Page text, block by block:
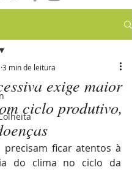
exige maior
ciclo produtivo,
3 min de leitura
precisam ficar atentos à
do clima no ciclo da